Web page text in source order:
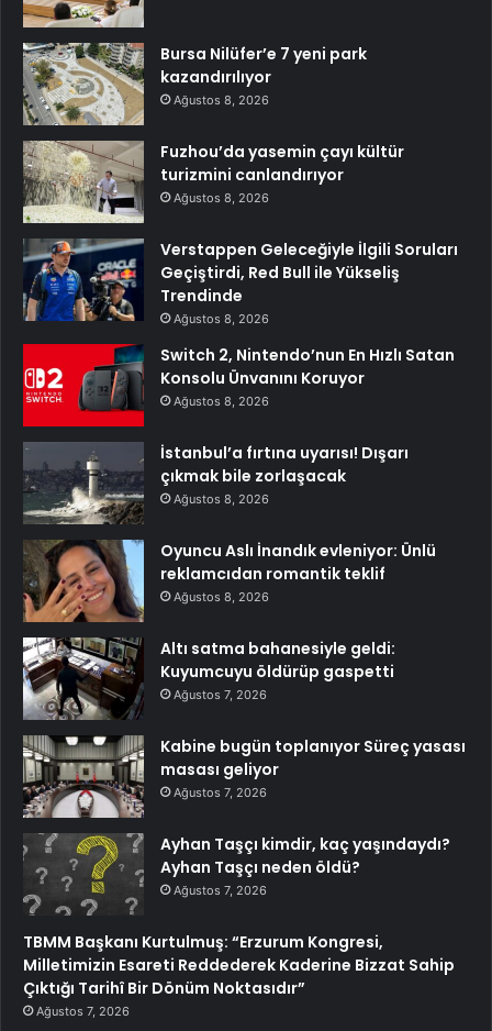
Bursa Nilüfer’e 7 yeni park
kazandırılıyor
Ağustos 8, 2026
Fuzhou’da yasemin çayı kültür
turizmini canlandırıyor
Ağustos 8, 2026
Verstappen Geleceğiyle İlgili Soruları
Geçiştirdi, Red Bull ile Yükseliş
Trendinde
Ağustos 8, 2026
Switch 2, Nintendo’nun En Hızlı Satan
Konsolu Ünvanını Koruyor
Ağustos 8, 2026
İstanbul’a fırtına uyarısı! Dışarı
çıkmak bile zorlaşacak
Ağustos 8, 2026
Oyuncu Aslı İnandık evleniyor: Ünlü
reklamcıdan romantik teklif
Ağustos 8, 2026
Altı satma bahanesiyle geldi:
Kuyumcuyu öldürüp gaspetti
Ağustos 7, 2026
Kabine bugün toplanıyor Süreç yasası
masası geliyor
Ağustos 7, 2026
Ayhan Taşçı kimdir, kaç yaşındaydı?
Ayhan Taşçı neden öldü?
Ağustos 7, 2026
TBMM Başkanı Kurtulmuş: “Erzurum Kongresi,
Milletimizin Esareti Reddederek Kaderine Bizzat Sahip
Çıktığı Tarihî Bir Dönüm Noktasıdır”
Ağustos 7, 2026